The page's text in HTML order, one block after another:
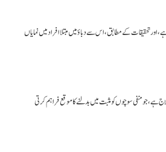
اور تحقیقات کے مطابق، اس سے دباؤ میں مبتلا افراد میں نمایاں
جو منفی سوچوں کو مثبت میں بدلنے کا موقع فراہم کرتی